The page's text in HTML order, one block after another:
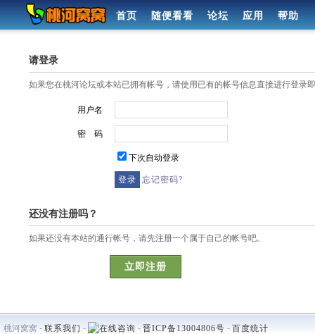
首页 随便看看 论坛 应用 帮助
请登录
如果您在桃河论坛或本站已拥有帐号，请使用已有的帐号信息直接进行登录
用户名
密 码
下次自动登录
忘记密码?
还没有注册吗？
如果还没有本站的通行帐号，请先注册一个属于自己的帐号吧。
立即注册
桃河窝窝 - 联系我们 - - 晋ICP备13004806号 - 百度统计